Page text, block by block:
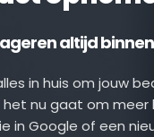
altijd
in huis om jouw
het nu gaat om meer
in Google of een